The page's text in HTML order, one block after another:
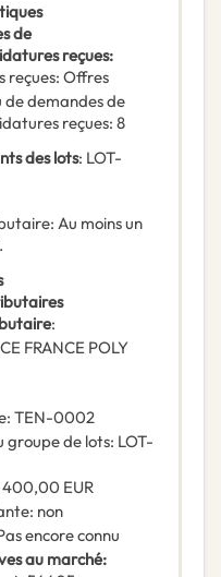
de
reçues:
reçues: Offres
demandes de
reçues: 8
des lots: LOT-
: Au moins un
:
FRANCE POLY
: TEN-0002
groupe de lots: LOT-
400,00 EUR
: non
encore connu
au marché: